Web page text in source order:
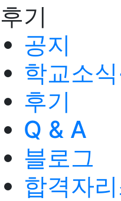
후기
공지
학교소
후기
Q & A
블로그
합격자